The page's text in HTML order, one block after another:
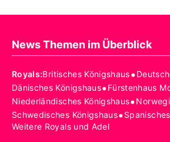
News Themen im Überblick
Royals:Britisches Königshaus•
Dänisches Königshaus•Fürstenhaus
Niederländisches Königshaus•
Schwedisches Königshaus•
Weitere Royals und Adel